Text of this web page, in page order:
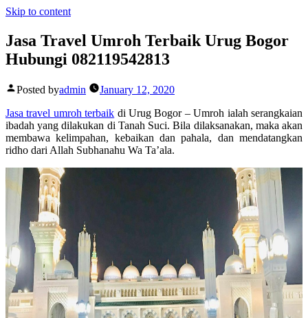
Skip to content
Jasa Travel Umroh Terbaik Urug Bogor
Hubungi 082119542813
Posted byadmin
January 12, 2020
Jasa travel umroh terbaik di Urug Bogor – Umroh ialah serangkaian
ibadah yang dilakukan di Tanah Suci. Bila dilaksanakan, maka akan
membawa kelimpahan, kebaikan dan pahala, dan mendatangkan
ridho dari Allah Subhanahu Wa Ta’ala.